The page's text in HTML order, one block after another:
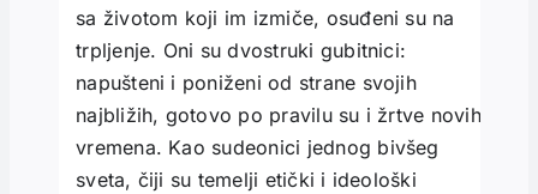
sa životom koji im izmiče, osuđeni su na
trpljenje. Oni su dvostruki gubitnici:
napušteni i poniženi od strane svojih
najbližih, gotovo po pravilu su i žrtve novih
vremena. Kao sudeonici jednog bivšeg
sveta, čiji su temelji etički i ideološki